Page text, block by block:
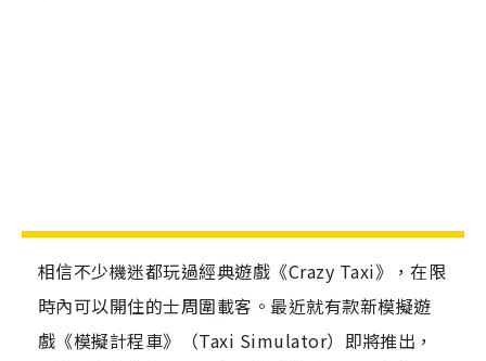
相信不少機迷都玩過經典遊戲《Crazy Taxi》，在限
時內可以開住的士周圍載客。最近就有款新模擬遊
戲《模擬計程車》（Taxi Simulator）即將推出，